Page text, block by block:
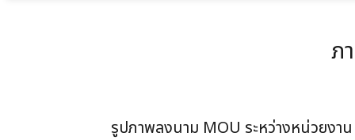
ภ
รูปภาพลงนาม MOU ระหว่างหน่วยงา